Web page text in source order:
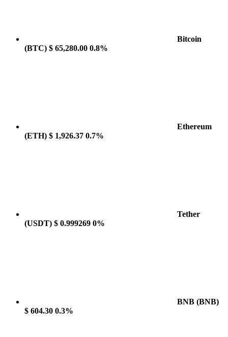
Bitcoin
(BTC) $ 65,280.00 0.8%
Ethereum
(ETH) $ 1,926.37 0.7%
Tether
(USDT) $ 0.999269 0%
BNB (BNB)
$ 604.30 0.3%